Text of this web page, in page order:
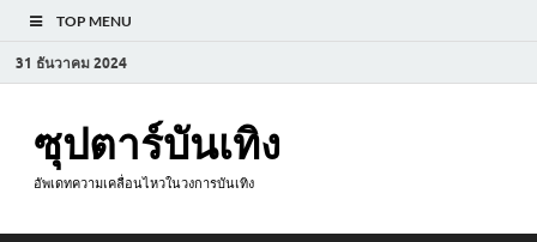
TOP MENU
31 ธันวาคม 2024
ซุปตาร์บันเทิง
อัพเดทความเคลื่อนไหวในวงการบันเทิง